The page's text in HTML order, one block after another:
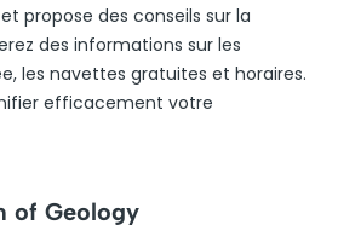
propose des conseils sur la
des informations sur les
les navettes gratuites et horaires.
efficacement votre
of Geology